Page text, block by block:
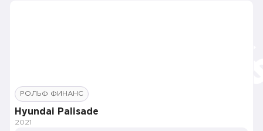
РОЛЬФ ФИНАНС
Hyundai Palisade
2021